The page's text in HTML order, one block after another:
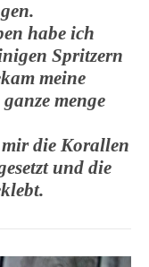
habe ich
Spritzern
meine
menge
die Korallen
und die